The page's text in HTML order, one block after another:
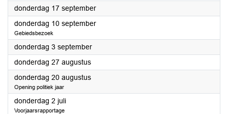
donderdag 17 september2026
donderdag 10 september2026
Gebiedsbezoek
donderdag 3 september2026
donderdag 27 augustus2026
donderdag 20 augustus2026
Opening politiek jaar
donderdag 2 juli2026
Voorjaarsrapportage